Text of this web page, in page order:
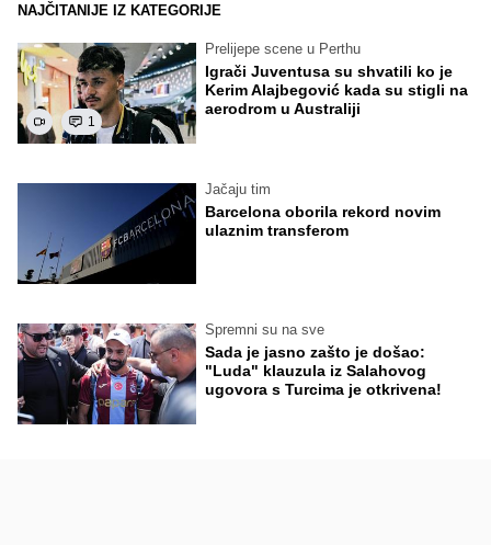
NAJČITANIJE IZ KATEGORIJE
1
Prelijepe scene u Perthu
Igrači Juventusa su shvatili ko je
Kerim Alajbegović kada su stigli na
aerodrom u Australiji
Jačaju tim
Barcelona oborila rekord novim
ulaznim transferom
Spremni su na sve
Sada je jasno zašto je došao:
"Luda" klauzula iz Salahovog
ugovora s Turcima je otkrivena!